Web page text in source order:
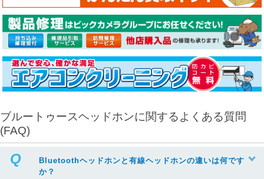
ブルートゥースヘッドホンに関するよくある質問
(FAQ)
Bluetoothヘッドホンと有線ヘッドホンの違いは何です
か？